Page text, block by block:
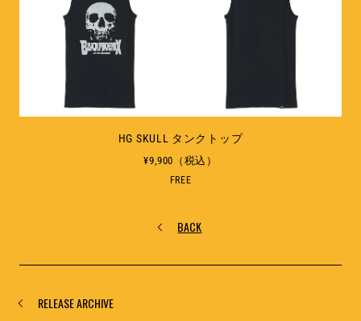
HG SKULL タンクトップ
¥9,900（税込）
FREE
BACK
RELEASE ARCHIVE